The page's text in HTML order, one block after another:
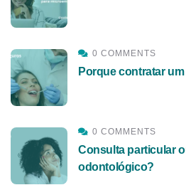
0 COMMENTS
Porque contratar
0 COMMENTS
Consulta particular
odontológico?